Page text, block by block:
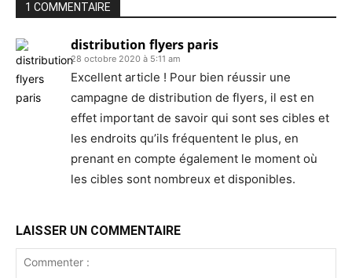
1 COMMENTAIRE
distribution flyers paris
28 octobre 2020 à 5:11 am
Excellent article ! Pour bien réussir une
campagne de distribution de flyers, il est en
effet important de savoir qui sont ses cibles et
les endroits qu’ils fréquentent le plus, en
prenant en compte également le moment où
les cibles sont nombreux et disponibles.
LAISSER UN COMMENTAIRE